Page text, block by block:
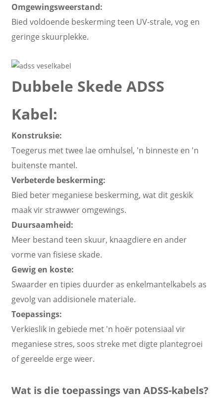
Omgewingsweerstand:
Bied voldoende beskerming teen UV-strale, vog en
geringe skuurplekke.
Dubbele Skede ADSS
Kabel:
Konstruksie:
Toegerus met twee lae omhulsel, 'n binneste en 'n
buitenste mantel.
Verbeterde beskerming:
Bied beter meganiese beskerming, wat dit geskik
maak vir strawwer omgewings.
Duursaamheid:
Meer bestand teen skuur, knaagdiere en ander
vorme van fisiese skade.
Gewig en koste:
Swaarder en tipies duurder as enkelmantelkabels as
gevolg van addisionele materiale.
Toepassings:
Verkieslik in gebiede met 'n hoër potensiaal vir
meganiese stres, soos streke met digte plantegroei
of gereelde erge weer.
Wat is die toepassings van ADSS-kabels?